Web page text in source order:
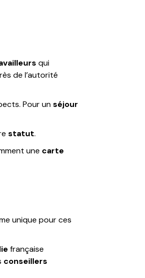
qui
de l’autorité
Pour unséjour
statut.
une carte
unique pour ces
française
conseillers